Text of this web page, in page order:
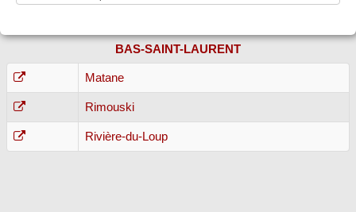
BAS-SAINT-LAURENT
Matane
Rimouski
Rivière-du-Loup